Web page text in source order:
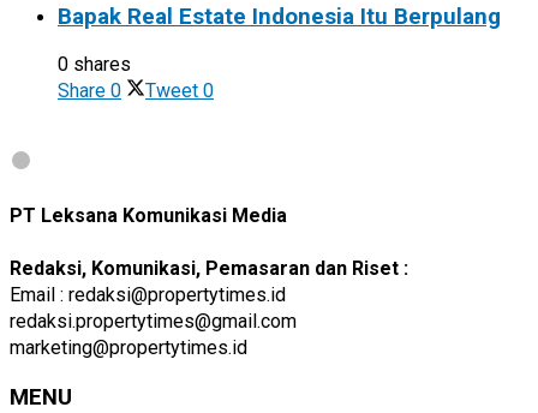
Bapak Real Estate Indonesia Itu Berpulang
0 shares
Share 0 Tweet 0
PT Leksana Komunikasi Media
Redaksi, Komunikasi, Pemasaran dan Riset :
Email : redaksi@propertytimes.id
redaksi.propertytimes@gmail.com
marketing@propertytimes.id
MENU